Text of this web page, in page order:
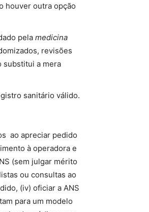
houver outra opção
pela medicina
revisões
substitui a mera
sanitário válido.
ao apreciar pedido
à operadora e
(sem julgar mérito
ou consultas ao
(iv) oficiar a ANS
para um modelo